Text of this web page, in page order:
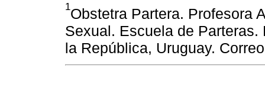
1Obstetra Partera. Profesora
Sexual. Escuela de
la República, Uruguay.